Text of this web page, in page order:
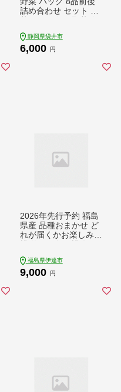
詰め合わせ セット 野
詰め合わせセット 産
地直送 送料無料 たま
静岡県袋井市
6,000 円
2026年先行予約 福島
県産 品種おまかせ ど
れが届くかお楽しみ白
モモ 果物 くだもの フ
ルーツ F20C-946
福島県伊達市
9,000 円